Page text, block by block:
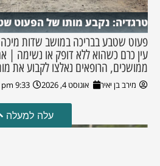
טרגדיה: נקבע מותו של הפעוט
פעוט שטבע בבריכה במושב שדות
עין כרם כשהוא ללא דופק או נשימה |
ממושכים, הרופאים נאלצו לקבוע את
מירב בן יאיר אוגוסט 4, 2026 9:33 pm
עלה למעלה